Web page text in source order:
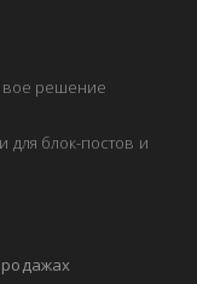
решение
для блок-постов и